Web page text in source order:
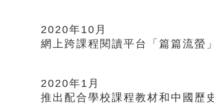
2020年10月
網上跨課程閱讀平台「篇篇流螢
2020年1月
推出配合學校課程教材和中國歷